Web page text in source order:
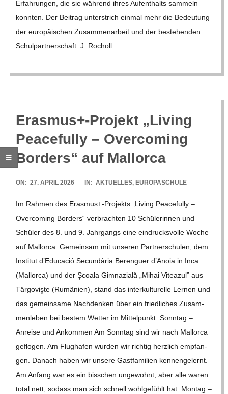
S
C
H
M
D
T
S
C
H
U
L
E
Erfah­run­gen, die sie wäh­rend ihres Auf­ent­halts sam­meln
konn­ten. Der Bei­trag unter­strich ein­mal mehr die Bedeu­tung
der euro­päi­schen Zusam­men­ar­beit und der bestehen­den
Schul­part­ner­schaft. J. Rocholl
Erasmus+-Projekt „Living
Peacefully – Over­co­ming
Bor­ders“ auf Mallorca
2026-
ON: 27. APRIL 2026 IN: AKTUELLES, EUROPASCHULE
Im Rah­men des Erasmus+-Projekts „Living Peacefully –
Over­co­ming Bor­ders“ ver­brach­ten 10 Schü­le­rin­nen und
Schü­ler des 8. und 9. Jahr­gangs eine ein­drucks­volle Woche
auf Mal­lorca. Gemein­sam mit unse­ren Part­ner­schu­len, dem
Insti­tut d’E­du­ca­ció Secun­dària Beren­guer d’A­noia in Inca
(Mal­lorca) und der Şcoala Gim­na­zi­ală „Mihai Vitea­zul” aus
Târ­go­vişte (Rumä­nien), stand das inter­kul­tu­relle Ler­nen und
das gemein­same Nach­den­ken über ein fried­li­ches Zusam­
men­le­ben bei bes­tem Wet­ter im Mit­tel­punkt. Sonn­tag –
Anreise und Ankom­men Am Sonn­tag sind wir nach Mal­lorca
geflo­gen. Am Flug­ha­fen wur­den wir rich­tig herz­lich emp­fan­
gen. Danach haben wir unsere Gast­fa­mi­lien ken­nen­ge­lernt.
Am Anfang war es ein biss­chen unge­wohnt, aber alle waren
total nett, sodass man sich schnell wohl­ge­fühlt hat. Mon­tag –